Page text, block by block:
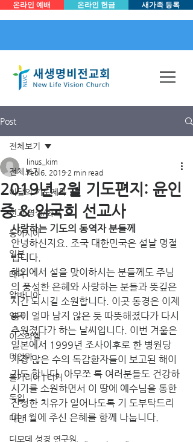
온라인 예배 온라인 헌금 새가족 등록
Post
전체보기
이달의 기도제목
선교 영상/화보
동아시아
일본
태국
알바니아
영국
이스라엘
미얀마
불가리아 | 터키
독일
대만
디모데 성경 연구원
전체보기
2019년 2월 기도편지: 윤인
중 & 임국희 선교사
linus_kim
Feb 6, 2019 2 min read
사랑하는 기도의 동역자 분들께
안녕하신지요. 조국 대한민국은 설날 명절
입니다.
해외에서 설을 맞이하시는 분들께도 주님
의 풍성한 은혜와 사랑하는 분들과 뜻깊은
시간 되시길 소원합니다. 이곳 동경은 이제
봄이 얼마 남지 않은 듯 따뜻해졌다가 다시
추웠졌다가 하는 날씨입니다. 이번 겨울은
일본에서 1999년 조사이후로 한 병원당
가장 많은 수의 독감환자들이 보고된 해이
기도 합니다. 아무쪼 록 여러분들도 건강하
시기를 소원하면서 이 땅에 예수님을 통한
진정한 치유가 일어나도록 기 도부탁드리
며 1월에 주신 은혜를 함께 나눕니다.